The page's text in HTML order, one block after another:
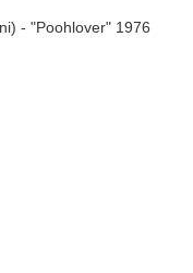
- "Poohlover" 1976